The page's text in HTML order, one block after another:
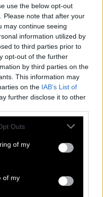
use the below opt-out
Please note that after your
may continue seeing
information utilized by
to third parties prior to
opt-out of the further
by third parties on the
This information may
on the IAB’s List of
further disclose it to other
uses one or more Google
You may click to
its third-party tags to
purposes in below Google
Outs
of my
of my
πιάνουν τα δάκρυα
χωρίς λόγο, για
Φοβάμαι να
γιατί φοβάμαι
Και μη σου
αντιπολίτευση!